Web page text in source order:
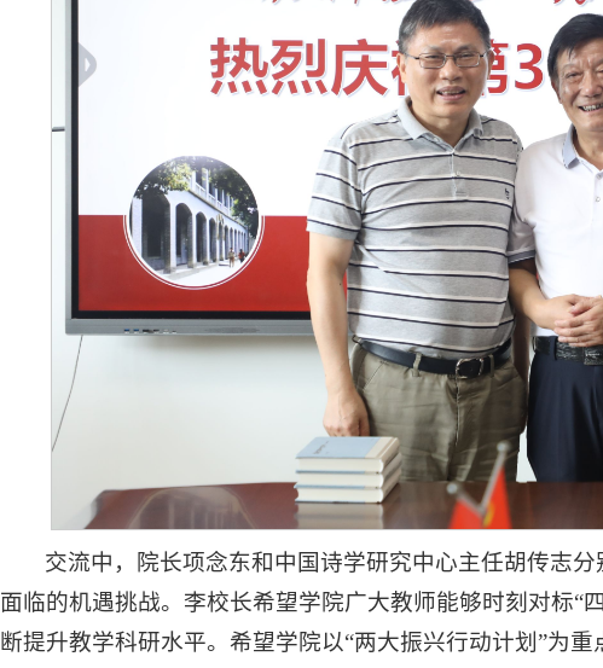
交流中，院长项念东和中国诗学研究中心主任胡传志
面临的机遇挑战。李校长希望学院广大教师能够时刻对标“
断提升教学科研水平。希望学院以“两大振兴行动计划”为